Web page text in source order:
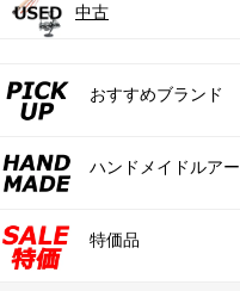
中古
おすすめブランド
ハンドメイドルアー
特価品